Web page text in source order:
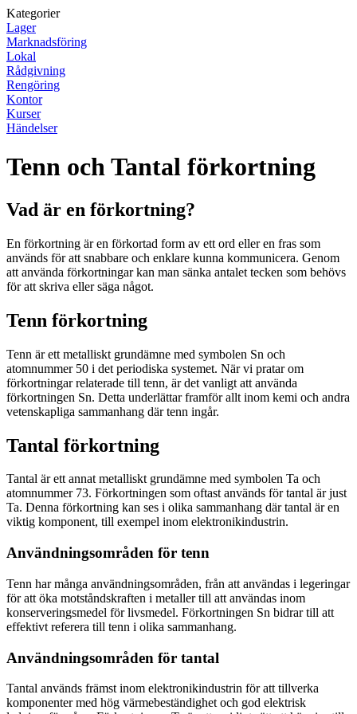
Kategorier
Lager
Marknadsföring
Lokal
Rådgivning
Rengöring
Kontor
Kurser
Händelser
Tenn och Tantal förkortning
Vad är en förkortning?
En förkortning är en förkortad form av ett ord eller en fras som
används för att snabbare och enklare kunna kommunicera. Genom
att använda förkortningar kan man sänka antalet tecken som behövs
för att skriva eller säga något.
Tenn förkortning
Tenn är ett metalliskt grundämne med symbolen Sn och
atomnummer 50 i det periodiska systemet. När vi pratar om
förkortningar relaterade till tenn, är det vanligt att använda
förkortningen Sn. Detta underlättar framför allt inom kemi och andra
vetenskapliga sammanhang där tenn ingår.
Tantal förkortning
Tantal är ett annat metalliskt grundämne med symbolen Ta och
atomnummer 73. Förkortningen som oftast används för tantal är just
Ta. Denna förkortning kan ses i olika sammanhang där tantal är en
viktig komponent, till exempel inom elektronikindustrin.
Användningsområden för tenn
Tenn har många användningsområden, från att användas i legeringar
för att öka motståndskraften i metaller till att användas inom
konserveringsmedel för livsmedel. Förkortningen Sn bidrar till att
effektivt referera till tenn i olika sammanhang.
Användningsområden för tantal
Tantal används främst inom elektronikindustrin för att tillverka
komponenter med hög värmebeständighet och god elektrisk